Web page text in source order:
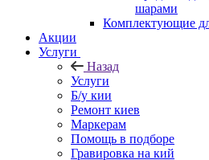
шарами
Комплектующие
Акции
Услуги
Назад
Услуги
Б/у кии
Ремонт киев
Маркерам
Помощь в подборе
Гравировка на кий